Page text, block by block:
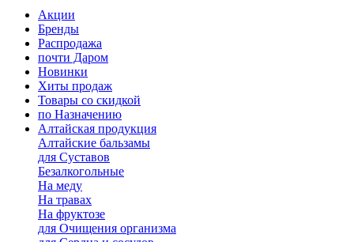
Акции
Бренды
Распродажа
почти Даром
Новинки
Хиты продаж
Товары со скидкой
по Назначению
Алтайская продукция
Алтайские бальзамы
для Суставов
Безалкогольные
На меду
На травах
На фруктозе
для Очищения организма